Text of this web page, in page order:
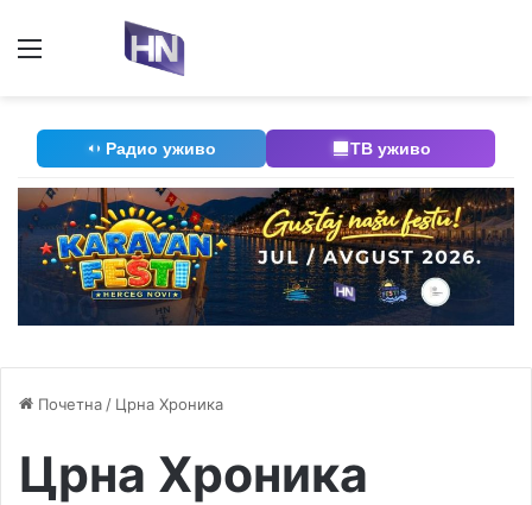
Радио уживо ТВ уживо
Почетна / Црна Хроника
Црна Хроника